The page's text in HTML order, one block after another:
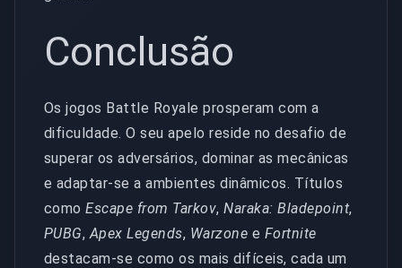
Conclusão
Os jogos Battle Royale prosperam com a
dificuldade. O seu apelo reside no desafio de
superar os adversários, dominar as mecânicas
e adaptar-se a ambientes dinâmicos. Títulos
comoEscape from Tarkov,Naraka: Bladepoint,
PUBG,Apex Legends, Warzone e Fortnite
destacam-se como os mais difíceis, cada um